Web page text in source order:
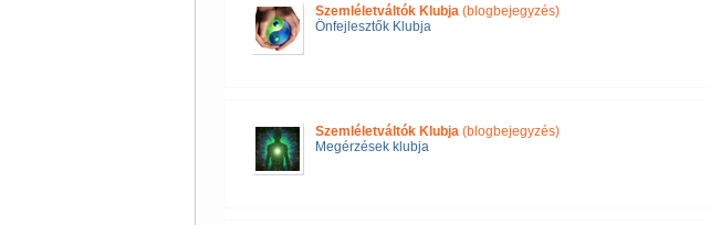
Szemléletváltók Klubja(blogbejegyzés)
Önfejlesztők Klubja
Szemléletváltók Klubja(blogbejegyzés)
Megérzések klubja